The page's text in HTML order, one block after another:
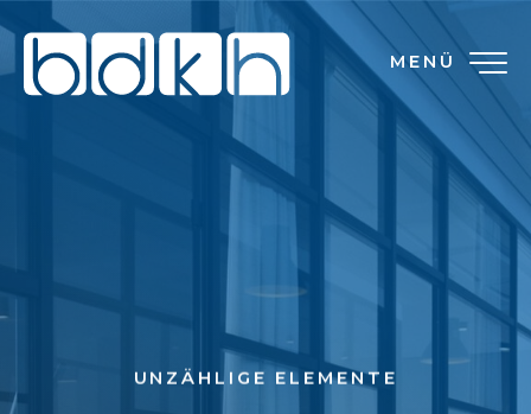
MENÜ
UNZÄHLIGE ELEMENTE